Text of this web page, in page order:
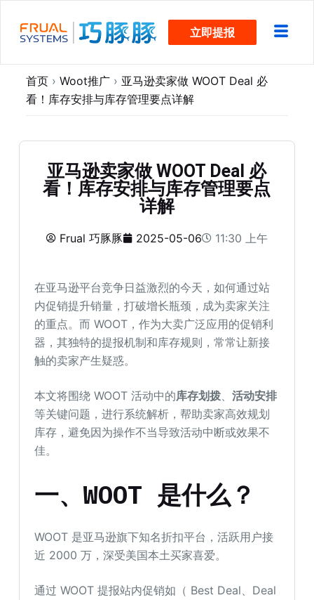
过
立即提报
首页 › Woot推广 › 亚马逊卖家做 WOOT Deal 必
看！库存安排与库存管理要点详解
亚马逊卖家做 WOOT Deal 必
看！库存安排与库存管理要点
详解
Frual 巧豚豚 2025-05-06 11:30 上午
在亚马逊平台竞争日益激烈的今天，如何通过站
内促销提升销量，打破增长瓶颈，成为卖家关注
的重点。而 WOOT，作为大卖广泛应用的促销利
器，其独特的提报机制和库存规则，常常让新接
触的卖家产生疑惑。
本文将围绕 WOOT 活动中的库存划拨、活动安排
等关键问题，进行系统解析，帮助卖家高效规划
库存，避免因为操作不当导致活动中断或效果不
佳。
一、WOOT 是什么？
WOOT 是亚马逊旗下知名折扣平台，活跃用户接
近 2000 万，深受美国本土买家喜爱。
通过 WOOT 提报站内促销如（ Best Deal、Deal